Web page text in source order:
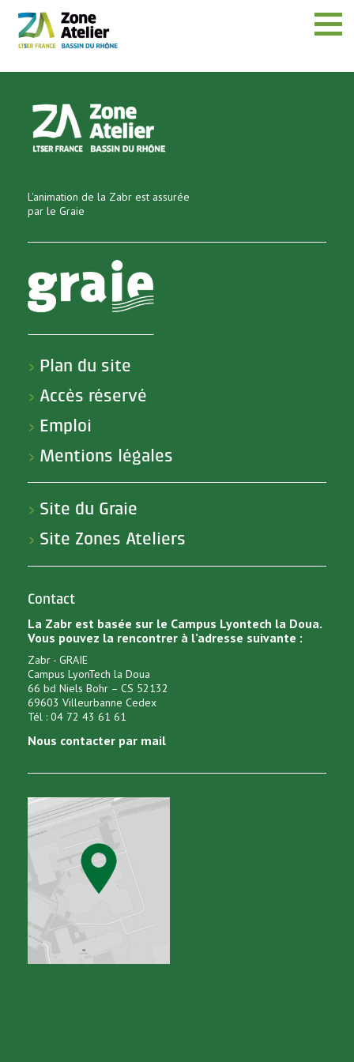
Menu
L'animation de la Zabr est assurée
par le Graie
> Plan du site
> Accès réservé
> Emploi
> Mentions légales
> Site du Graie
> Site Zones Ateliers
Contact
La Zabr est basée sur le Campus Lyontech la Doua.
Vous pouvez la rencontrer à l’adresse suivante :
Zabr - GRAIE
Campus LyonTech la Doua
66 bd Niels Bohr – CS 52132
69603 Villeurbanne Cedex
Tél : 04 72 43 61 61
Nous contacter par mail